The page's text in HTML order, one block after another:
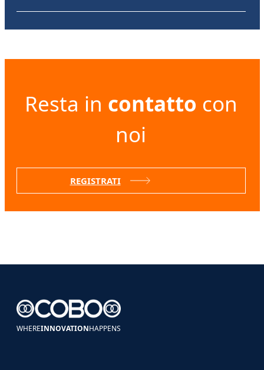
Resta in contatto con
noi
REGISTRATI
WHEREINNOVATIONHAPPENS